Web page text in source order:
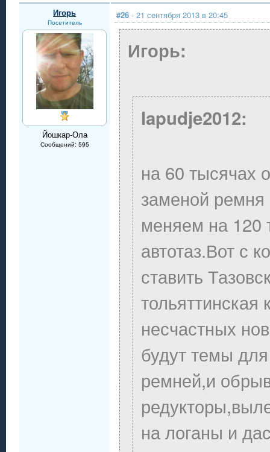
Игорь
Посетитель
Йошкар-Ола
Сообщений: 595
#26 - 21 сентября 2013 в 20:45
Игорь:
lapudje2012:
на 60 тысячах
заменой
меняем на 120
автотаз.Вот с
ставить
тольяттинская
несчастных
будут темы
ремней,и
на логаны и